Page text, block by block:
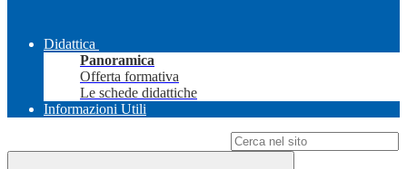
Didattica
Panoramica
Offerta formativa
Le schede didattiche
Informazioni Utili